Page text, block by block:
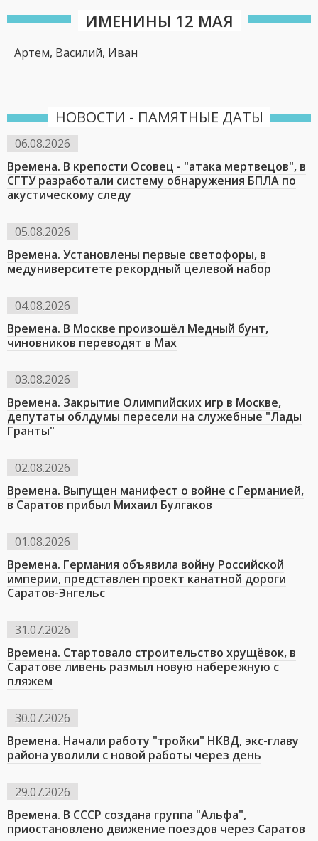
ИМЕНИНЫ 12 МАЯ
Артем, Василий, Иван
НОВОСТИ - ПАМЯТНЫЕ ДАТЫ
06.08.2026
Времена. В крепости Осовец - "атака мертвецов", в
СГТУ разработали систему обнаружения БПЛА по
акустическому следу
05.08.2026
Времена. Установлены первые светофоры, в
медуниверситете рекордный целевой набор
04.08.2026
Времена. В Москве произошёл Медный бунт,
чиновников переводят в Мах
03.08.2026
Времена. Закрытие Олимпийских игр в Москве,
депутаты облдумы пересели на служебные "Лады
Гранты"
02.08.2026
Времена. Выпущен манифест о войне с Германией,
в Саратов прибыл Михаил Булгаков
01.08.2026
Времена. Германия объявила войну Российской
империи, представлен проект канатной дороги
Саратов-Энгельс
31.07.2026
Времена. Стартовало строительство хрущёвок, в
Саратове ливень размыл новую набережную с
пляжем
30.07.2026
Времена. Начали работу "тройки" НКВД, экс-главу
района уволили с новой работы через день
29.07.2026
Времена. В СССР создана группа "Альфа",
приостановлено движение поездов через Саратов